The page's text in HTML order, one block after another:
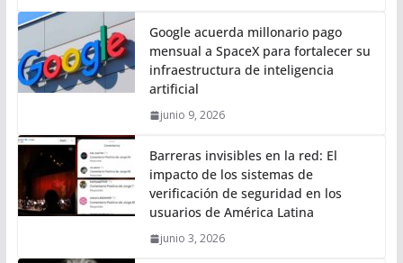
Google acuerda millonario pago
mensual a SpaceX para fortalecer su
infraestructura de inteligencia
artificial
junio 9, 2026
Barreras invisibles en la red: El
impacto de los sistemas de
verificación de seguridad en los
usuarios de América Latina
junio 3, 2026